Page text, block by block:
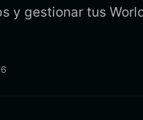
y gestionar tus